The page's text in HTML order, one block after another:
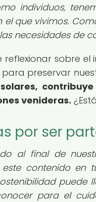
individuos,
el que vivimos.
necesidades de
reflexionar sobre
preservar
venideras.
por ser
al final de
contenido en
puede
para el